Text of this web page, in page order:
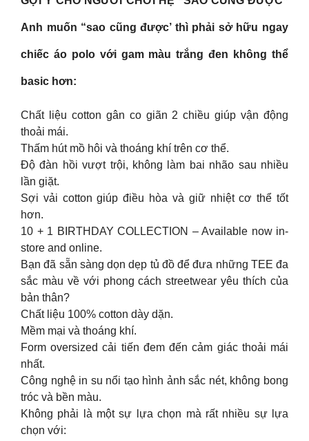
Anh muốn “sao cũng được’ thì phải sở hữu ngay
chiếc áo polo với gam màu trắng đen không thể
basic hơn:
Chất liệu cotton gân co giãn 2 chiều giúp vận động
thoải mái.
Thấm hút mồ hôi và thoáng khí trên cơ thể.
Độ đàn hồi vượt trội, không làm bai nhão sau nhiều
lần giặt.
Sợi vải cotton giúp điều hòa và giữ nhiệt cơ thể tốt
hơn.
10 + 1 BIRTHDAY COLLECTION – Available now in-
store and online.
Bạn đã sẵn sàng dọn dẹp tủ đồ để đưa những TEE đa
sắc màu về với phong cách streetwear yêu thích của
bản thân?
Chất liệu 100% cotton dày dặn.
Mềm mại và thoáng khí.
Form oversized cải tiến đem đến cảm giác thoải mái
nhất.
Công nghệ in su nổi tạo hình ảnh sắc nét, không bong
tróc và bền màu.
Không phải là một sự lựa chọn mà rất nhiều sự lựa
chọn với: